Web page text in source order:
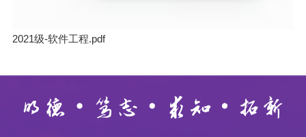
2021级-软件工程.pdf